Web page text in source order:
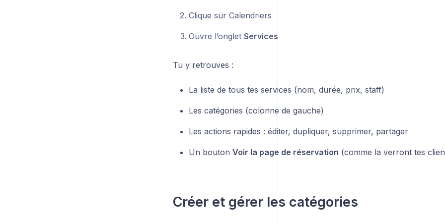
Clique sur Calendriers
Ouvre l’onglet Services
Tu y retrouves :
La liste de tous tes services (nom, durée, prix, staff)
Les catégories (colonne de gauche)
Les actions rapides : éditer, dupliquer, supprimer, partager
Un bouton Voir la page de réservation (comme la verront tes
Créer et gérer les catégories